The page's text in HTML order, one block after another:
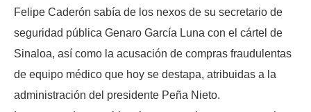
Felipe Caderón sabía de los nexos de su secretario de
seguridad pública Genaro García Luna con el cártel de
Sinaloa, así como la acusación de compras fraudulentas
de equipo médico que hoy se destapa, atribuidas a la
administración del presidente Peña Nieto.